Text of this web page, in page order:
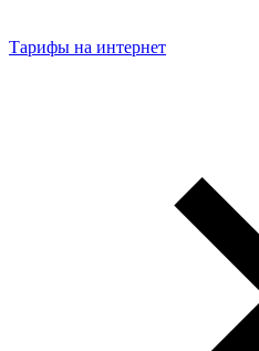
Тарифы на интернет